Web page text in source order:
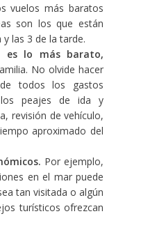
vuelos más baratos
son los que están
las 3 de la tarde.
es lo más barato,
No olvide hacer
todos los gastos
peajes de ida y
revisión de vehículo,
aproximado del
Por ejemplo,
en el mar puede
tan visitada o algún
turísticos ofrezcan